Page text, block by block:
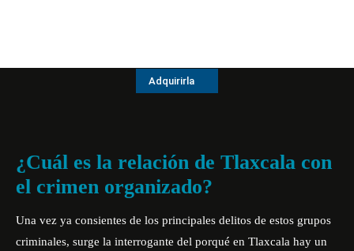
Adquirirla
¿Cuál es la relación de Tlaxcala con
el crimen organizado?
Una vez ya consientes de los principales delitos de estos grupos
criminales, surge la interrogante del porqué en Tlaxcala hay un